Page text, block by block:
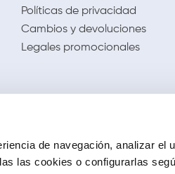
de navegación, analizar el
las cookies o configurarlas
Políticas de privacidad
Cambios y devoluciones
Legales promocionales